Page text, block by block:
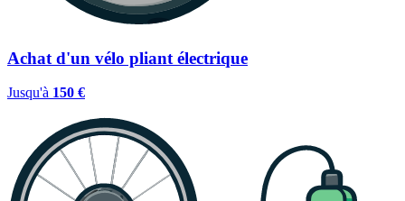
Achat d'un vélo pliant électrique
Jusqu'à 150 €